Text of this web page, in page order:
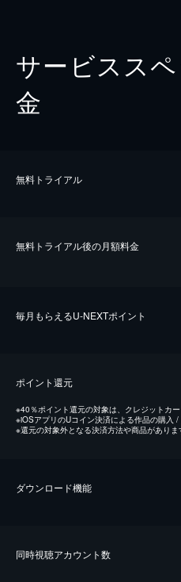
サービスス
金
無料トライアル
無料トライアル後の⽉額料金
毎⽉もらえるU-NEXTポイント
ポイント還元
※40％ポイント還元の対象は、クレジットカ
※iOSアプリのUコイン決済による作品の購入 /
※還元の対象外となる決済方法や商品がありま
ダウンロード機能
同時視聴アカウント数